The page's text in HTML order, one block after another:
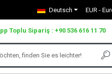
Deutsch EUR -
Toplu Sipariş : +90 536 616 11 70